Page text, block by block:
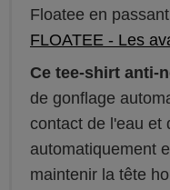
Floatee en
FLOATEE - Les
Ce tee-shirt anti-
de gonflage
contact de l'eau et
automatiquement
maintenir la tête